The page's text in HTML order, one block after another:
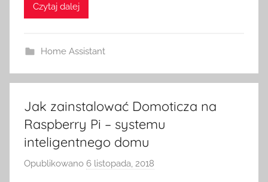
i
h
Czytaj dalej
Home Assistant
Jak zainstalować Domoticza na
Raspberry Pi – systemu
inteligentnego domu
Opublikowano 6 listopada, 2018